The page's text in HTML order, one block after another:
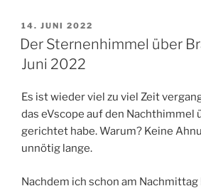
VERÖFFENTLICHT
AM
14. JUNI 2022
Der Sternenhimmel über
Juni 2022
Es ist wieder viel zu viel Zeit
das eVscope auf den Nachthimmel
gerichtet habe. Warum? Keine
unnötig lange.
Nachdem ich schon am